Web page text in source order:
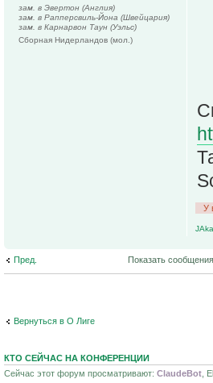
У
зам. в Эвертон (Англия)
зам. в Рапперсвиль-Йона (Швейцария)
зам. в Карнарвон Таун (Уэльс)
Сборная Нидерландов (мол.)
Пред. Показать
Вернуться в О Лиге
КТО СЕЙЧАС НА КОНФЕРЕНЦИИ
Сейчас этот форум просматривают: ClaudeBot ,